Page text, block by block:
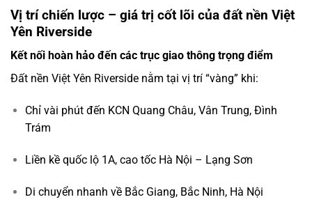
Vị trí chiến lược – giá trị cốt lõi của đất nền Việt
Yên Riverside
Kết nối hoàn hảo đến các trục giao thông trọng điểm
Đất nền Việt Yên Riverside nằm tại vị trí “vàng” khi:
Chỉ vài phút đến KCN Quang Châu, Vân Trung, Đình
Trám
Liền kề quốc lộ 1A, cao tốc Hà Nội – Lạng Sơn
Di chuyển nhanh về Bắc Giang, Bắc Ninh, Hà Nội